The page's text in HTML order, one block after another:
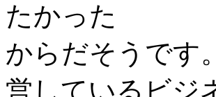
たかった
からだそうです
営しているビジ